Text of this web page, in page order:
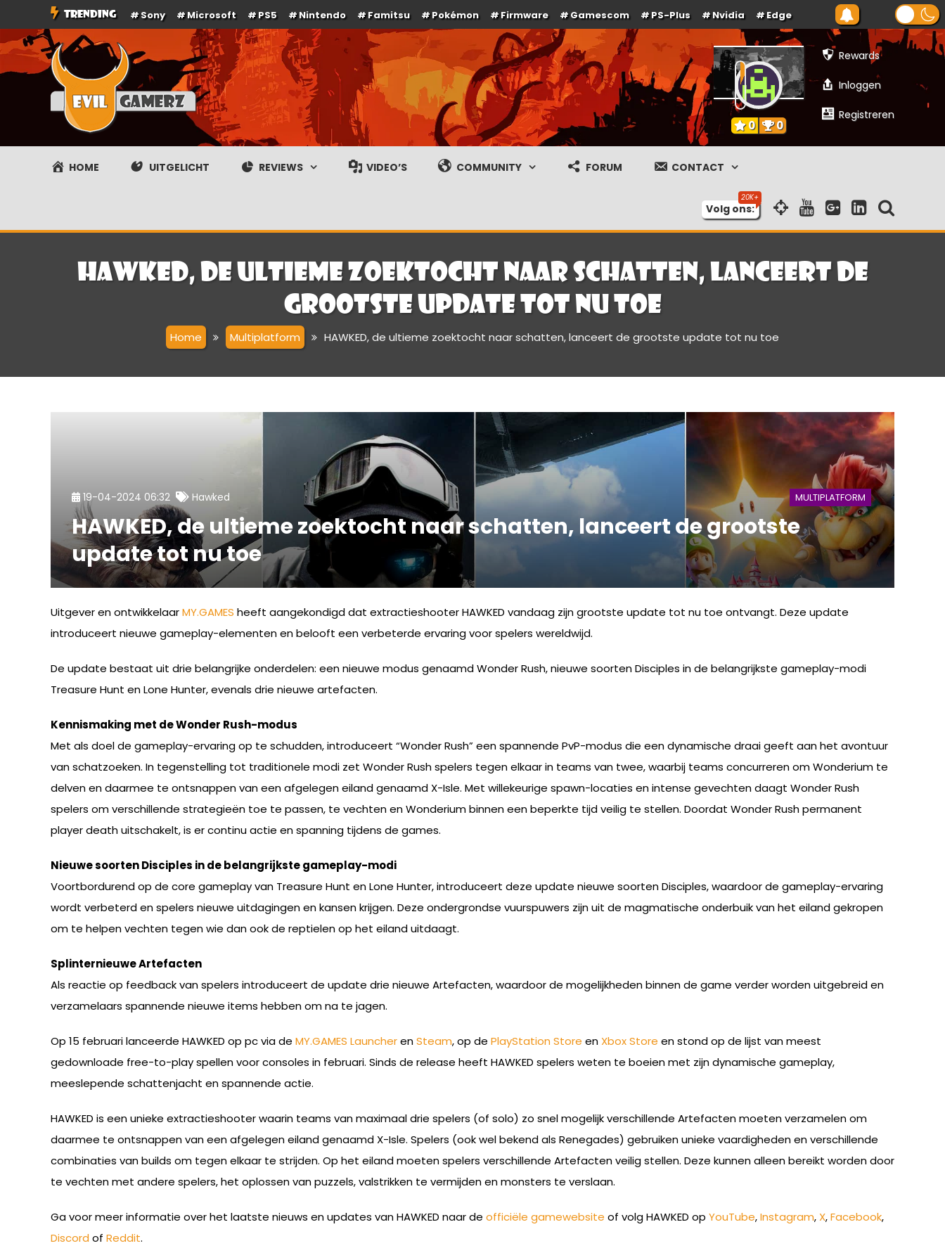
naar
de
TRENDING Sony Microsoft PS5 Nintendo Famitsu Pokémon Firmware Gamescom PS-Plus Nvidia Edge
Evilgamerz
Het meest interessante game nieuws, reviews, coverage en gameplay streams
Rewards
Inloggen
Registreren
0 0
HOME UITGELICHT REVIEWS VIDEO’S COMMUNITY FORUM CONTACT
Volg ons:
HAWKED, de ultieme zoektocht naar schatten, lanceert de
grootste update tot nu toe
Home Multiplatform HAWKED, de ultieme zoektocht naar schatten, lanceert de grootste update tot nu toe
MULTIPLATFORM
19-04-2024 06:32 Hawked
HAWKED, de ultieme zoektocht naar schatten, lanceert de grootste
update tot nu toe
Uitgever en ontwikkelaarMY.GAMES heeft aangekondigd dat extractieshooter HAWKED vandaag zijn grootste update tot nu toe ontvangt. Deze update
introduceert nieuwe gameplay-elementen en belooft een verbeterde ervaring voor spelers wereldwijd.
De update bestaat uit drie belangrijke onderdelen: een nieuwe modus genaamd Wonder Rush, nieuwe soorten Disciples in de belangrijkste gameplay-modi
Treasure Hunt en Lone Hunter, evenals drie nieuwe artefacten.
Kennismaking met de Wonder Rush-modus
Met als doel de gameplay-ervaring op te schudden, introduceert “Wonder Rush” een spannende PvP-modus die een dynamische draai geeft aan het avontuur
van schatzoeken. In tegenstelling tot traditionele modi zet Wonder Rush spelers tegen elkaar in teams van twee, waarbij teams concurreren om Wonderium te
delven en daarmee te ontsnappen van een afgelegen eiland genaamd X-Isle. Met willekeurige spawn-locaties en intense gevechten daagt Wonder Rush
spelers om verschillende strategieën toe te passen, te vechten en Wonderium binnen een beperkte tijd veilig te stellen. Doordat Wonder Rush permanent
player death uitschakelt, is er continu actie en spanning tijdens de games.
Nieuwe soorten Disciples in de belangrijkste gameplay-modi
Voortbordurend op de core gameplay van Treasure Hunt en Lone Hunter, introduceert deze update nieuwe soorten Disciples, waardoor de gameplay-ervaring
wordt verbeterd en spelers nieuwe uitdagingen en kansen krijgen. Deze ondergrondse vuurspuwers zijn uit de magmatische onderbuik van het eiland gekropen
om te helpen vechten tegen wie dan ook de reptielen op het eiland uitdaagt.
Splinternieuwe Artefacten
Als reactie op feedback van spelers introduceert de update drie nieuwe Artefacten, waardoor de mogelijkheden binnen de game verder worden uitgebreid en
verzamelaars spannende nieuwe items hebben om na te jagen.
Op 15 februari lanceerde HAWKED op pc via de MY.GAMES LauncherenSteam, op de PlayStation Store en Xbox Store en stond op de lijst van meest
gedownloade free-to-play spellen voor consoles in februari. Sinds de release heeft HAWKED spelers weten te boeien met zijn dynamische gameplay,
meeslepende schattenjacht en spannende actie.
HAWKED is een unieke extractieshooter waarin teams van maximaal drie spelers (of solo) zo snel mogelijk verschillende Artefacten moeten verzamelen om
daarmee te ontsnappen van een afgelegen eiland genaamd X-Isle. Spelers (ook wel bekend als Renegades) gebruiken unieke vaardigheden en verschillende
combinaties van builds om tegen elkaar te strijden. Op het eiland moeten spelers verschillende Artefacten veilig stellen. Deze kunnen alleen bereikt worden door
te vechten met andere spelers, het oplossen van puzzels, valstrikken te vermijden en monsters te verslaan.
Ga voor meer informatie over het laatste nieuws en updates van HAWKED naar de officiële gamewebsite of volg HAWKED op YouTube,Instagram, X,Facebook,
Discord of Reddit.